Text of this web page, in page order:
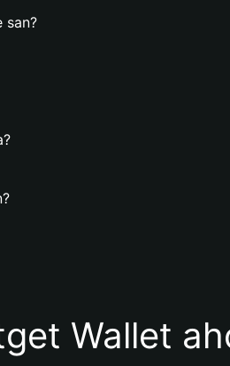
san?
Wallet